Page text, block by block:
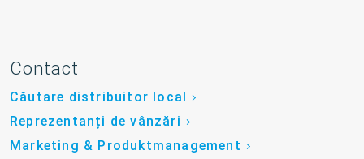
Contact
Căutare distribuitor local
Reprezentanți de vânzări
Marketing & Produktmanagement